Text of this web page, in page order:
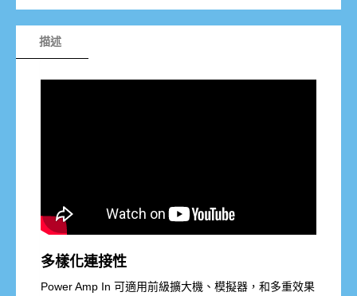
描述
多樣化連接性
Power Amp In 可適用前級擴大機、模擬器，和多重效果